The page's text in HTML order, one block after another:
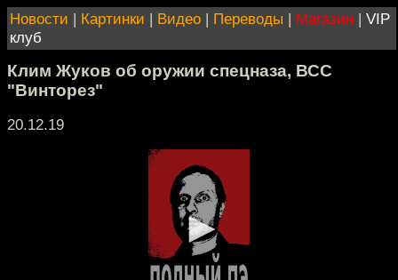
Новости | Картинки | Видео | Переводы | Магазин | VIP
клуб
Клим Жуков об оружии спецназа, ВСС
"Винторез"
20.12.19